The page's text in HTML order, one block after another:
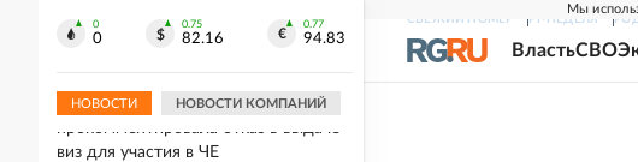
Мы
СВЕЖИЙ НОМЕР РГ-НЕДЕЛЯ
ВластьСВО
0
0
0.75
82.16
0.77
94.83
НОВОСТИ НОВОСТИ КОМПАНИЙ
продюсер Уильям Орбит
Гимнастка Мельникова
прокомментировала отказ в выдаче
виз для участия в ЧЕ